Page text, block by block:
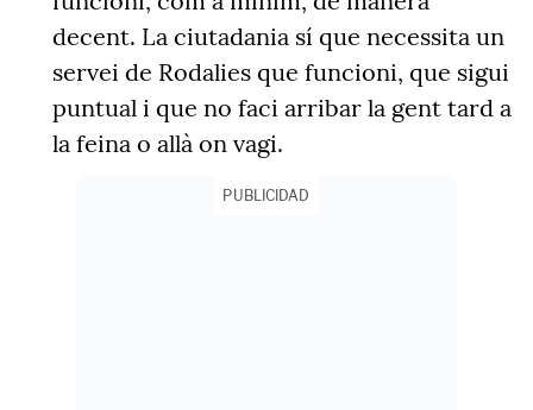
decent. La ciutadania sí que necessita un
servei de Rodalies que funcioni, que sigui
puntual i que no faci arribar la gent tard a
la feina o allà on vagi.
PUBLICIDAD